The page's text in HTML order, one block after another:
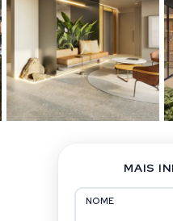
MAIS
NOME